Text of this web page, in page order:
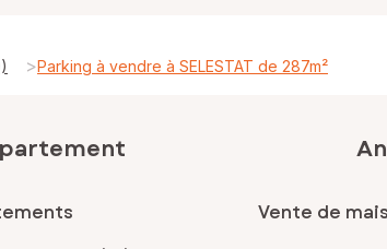
>Parking à vendre à SELESTAT de 287m²
Vente de